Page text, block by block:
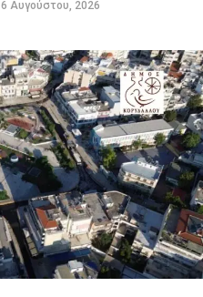
6 Αυγούστου, 2026